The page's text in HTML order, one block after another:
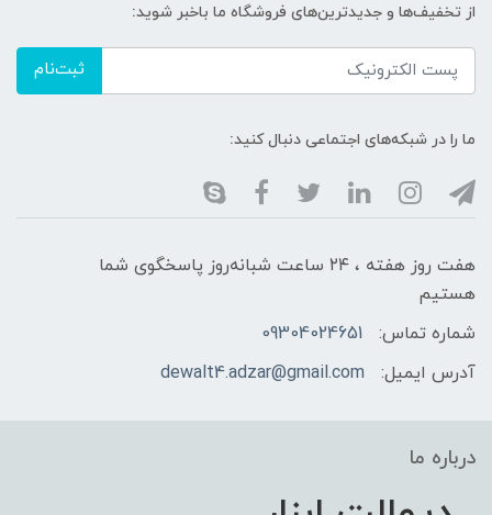
از تخفیف‌ها و جدیدترین‌های فروشگاه ما باخبر شوید:
ثبت‌نام
ما را در شبکه‌های اجتماعی دنبال کنید:
هفت روز هفته ، ۲۴ ساعت شبانه‌روز پاسخگوی شما
هستیم
شماره تماس:
09304024651
آدرس ایمیل:
dewalt4.adzar@gmail.com
درباره ما